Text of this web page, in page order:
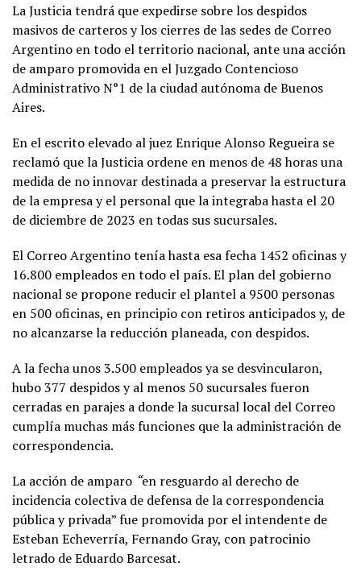
La Justicia tendrá que expedirse sobre los despidos
masivos de carteros y los cierres de las sedes de Correo
Argentino en todo el territorio nacional, ante una acción
de amparo promovida en el Juzgado Contencioso
Administrativo N°1 de la ciudad autónoma de Buenos
Aires.
En el escrito elevado al juez Enrique Alonso Regueira se
reclamó que la Justicia ordene en menos de 48 horas una
medida de no innovar destinada a preservar la estructura
de la empresa y el personal que la integraba hasta el 20
de diciembre de 2023 en todas sus sucursales.
El Correo Argentino tenía hasta esa fecha 1452 oficinas y
16.800 empleados en todo el país. El plan del gobierno
nacional se propone reducir el plantel a 9500 personas
en 500 oficinas, en principio con retiros anticipados y, de
no alcanzarse la reducción planeada, con despidos.
A la fecha unos 3.500 empleados ya se desvincularon,
hubo 377 despidos y al menos 50 sucursales fueron
cerradas en parajes a donde la sucursal local del Correo
cumplía muchas más funciones que la administración de
correspondencia.
La acción de amparo “en resguardo al derecho de
incidencia colectiva de defensa de la correspondencia
pública y privada” fue promovida por el intendente de
Esteban Echeverría, Fernando Gray, con patrocinio
letrado de Eduardo Barcesat.